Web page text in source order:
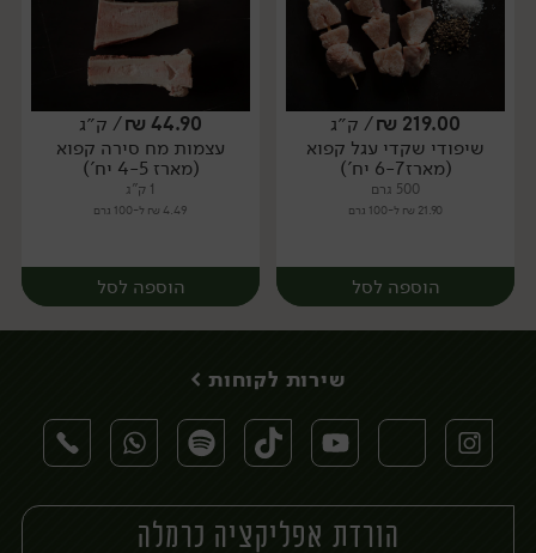
מארז מארז
219.00
₪/ ק״ג
שיפודי שקדי עגל קפוא
(מארז 6-7 יח')
500 גרם
21.90 ₪ ל-100 גרם
הוספה לסל
44.90
₪/ ק״ג
עצמות מח סירה קפוא
(מארז 4-5 יח')
1 ק"ג
4.49 ₪ ל-100 גרם
הוספה לסל
שירות לקוחות >
הורדת אפליקציה כרמלה